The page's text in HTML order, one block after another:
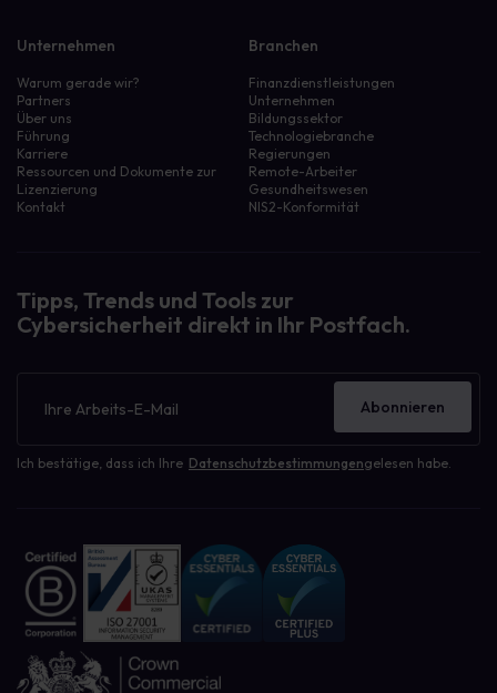
Unternehmen
Warum gerade wir?
Partners
Über uns
Führung
Karriere
Ressourcen und Dokumente zur
Lizenzierung
Kontakt
Branchen
Finanzdienstleistungen
Unternehmen
Bildungssektor
Technologiebranche
Regierungen
Remote-Arbeiter
Gesundheitswesen
NIS2-Konformität
Tipps, Trends und Tools zur
Cybersicherheit direkt in Ihr Postfach.
Ich bestätige, dass ich Ihre Datenschutzbestimmungengelesen habe.
Abonnieren